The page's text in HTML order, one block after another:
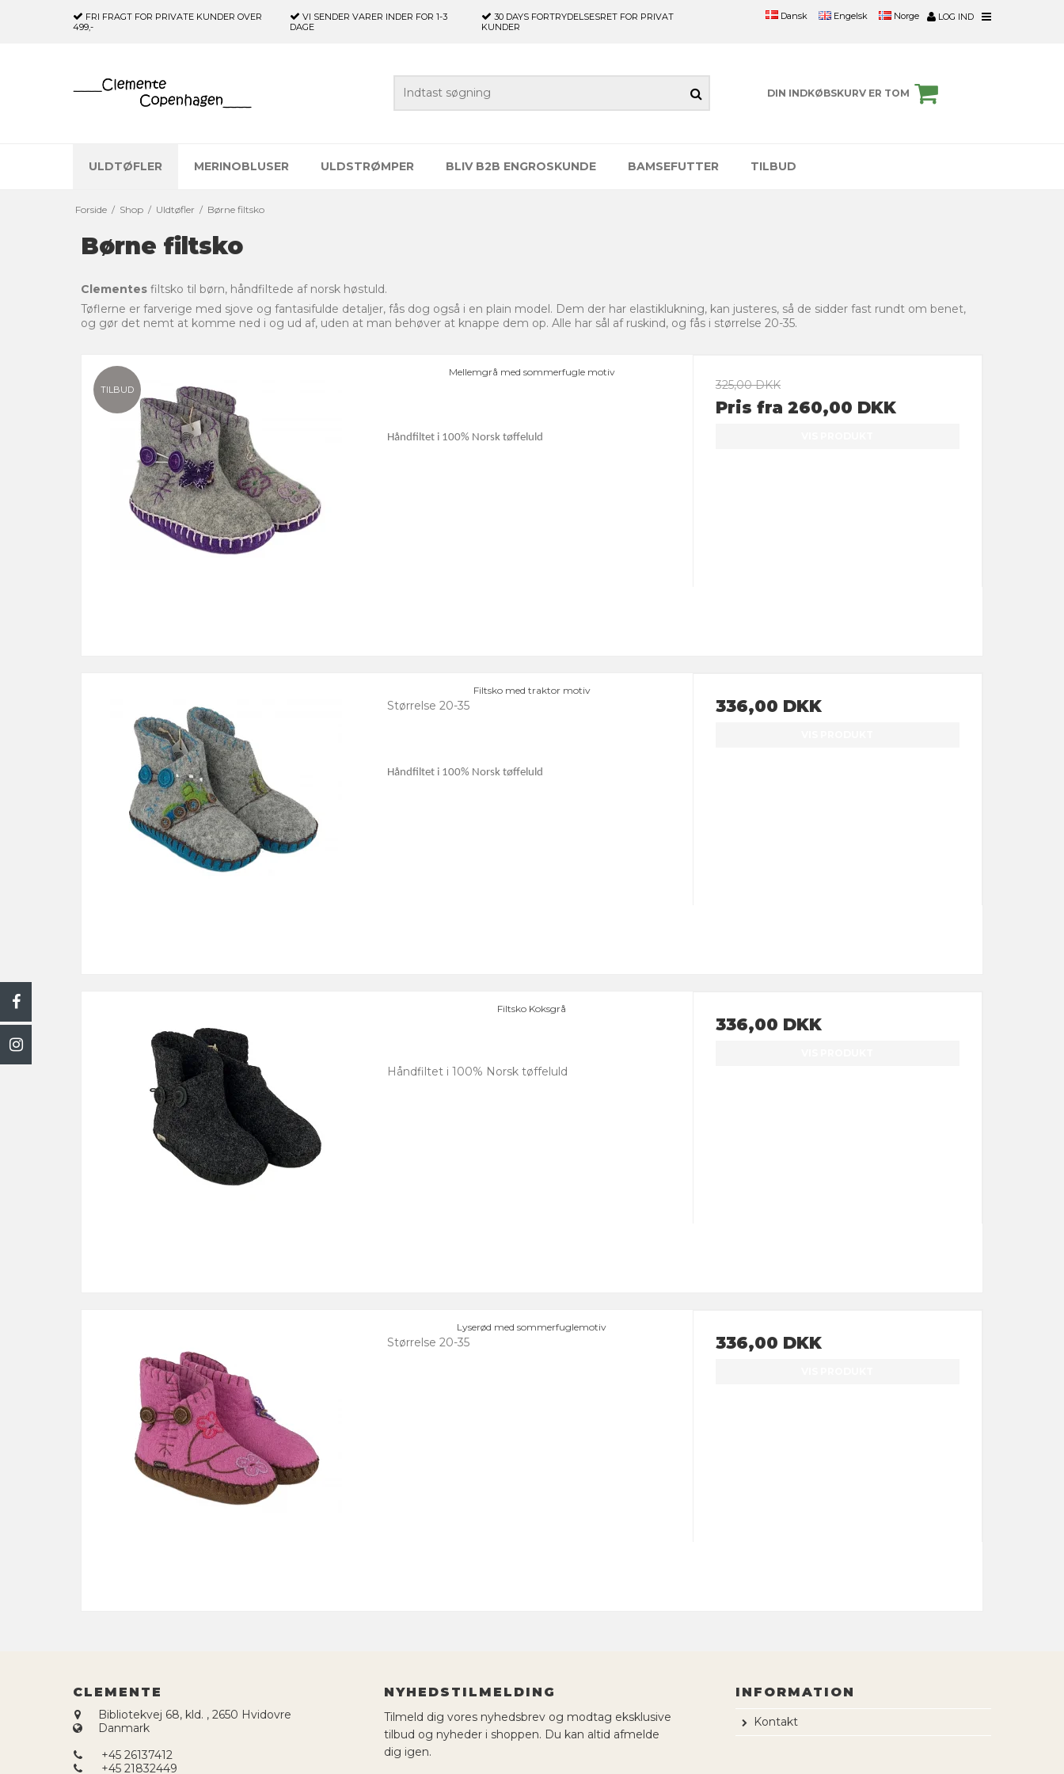
FRI FRAGT FOR PRIVATE KUNDER OVER
499,-
VI SENDER VARER INDER FOR 1-3
DAGE
30 DAYSFORTRYDELSESRET FOR PRIVAT
KUNDER
Dansk Engelsk Norge LOG IND
DIN INDKØBSKURV ER TOM
ULDTØFLER MERINOBLUSER ULDSTRØMPER BLIV B2B ENGROSKUNDE BAMSEFUTTER TILBUD
Forside / Shop / Uldtøfler / Børne filtsko
Børne filtsko
Clementes filtsko til børn, håndfiltede af norsk høstuld.
Tøflerne er farverige med sjove og fantasifulde detaljer, fås dog også i en plain model. Dem der har elastiklukning, kan justeres, så de sidder fast rundt om benet,
og gør det nemt at komme ned i og ud af, uden at man behøver at knappe dem op. Alle har sål af ruskind, og fås i størrelse 20-35.
TILBUD
Mellemgrå med sommerfugle motiv
Håndfiltet i 100% Norsk tøffeluld
325,00 DKK
Pris fra 260,00 DKK
Filtsko med traktor motiv
Størrelse 20-35
Håndfiltet i 100% Norsk tøffeluld
336,00 DKK
Filtsko Koksgrå
Håndfiltet i 100% Norsk tøffeluld
336,00 DKK
Lyserød med sommerfuglemotiv
Størrelse 20-35 336,00 DKK
CLEMENTE
Bibliotekvej 68, kld. , 2650 Hvidovre
Danmark
+45 26137412
+45 21832449
NYHEDSTILMELDING
Tilmeld dig vores nyhedsbrev og modtag eksklusive
tilbud og nyheder i shoppen. Du kan altid afmelde
dig igen.
INFORMATION
Kontakt